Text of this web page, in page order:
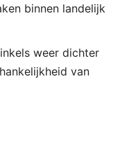
binnen landelijk
weer dichter
van